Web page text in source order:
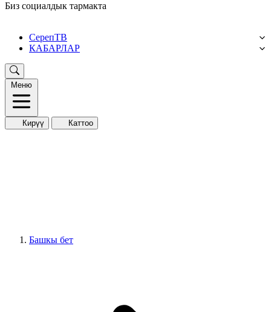
Биз социалдык тармакта
СерепТВ
КАБАРЛАР
Меню
Кирүү Каттоо
Башкы бет